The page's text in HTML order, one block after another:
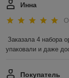
Инна
Заказала 4 набора
упаковали и даже
Покупатель